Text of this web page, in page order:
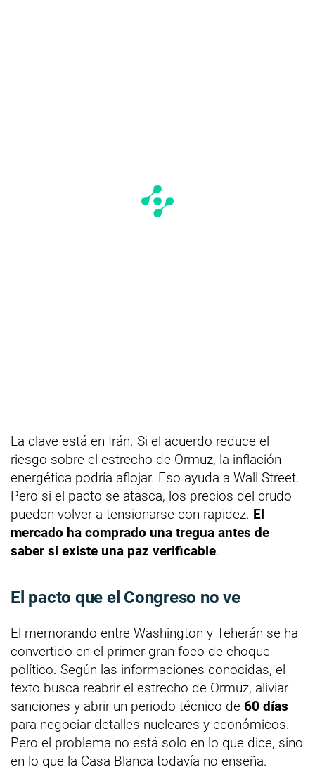
La clave está en Irán. Si el acuerdo reduce el
riesgo sobre el estrecho de Ormuz, la inflación
energética podría aflojar. Eso ayuda a Wall Street.
Pero si el pacto se atasca, los precios del crudo
pueden volver a tensionarse con rapidez. El
mercado ha comprado una tregua antes de
saber si existe una paz verificable.
El pacto que el Congreso no ve
El memorando entre Washington y Teherán se ha
convertido en el primer gran foco de choque
político. Según las informaciones conocidas, el
texto busca reabrir el estrecho de Ormuz, aliviar
sanciones y abrir un periodo técnico de 60 días
para negociar detalles nucleares y económicos.
Pero el problema no está solo en lo que dice, sino
en lo que la Casa Blanca todavía no enseña.